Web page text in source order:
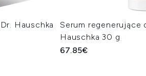
Hauschka
Serum regenerujące
Hauschka 30 g
67.85€